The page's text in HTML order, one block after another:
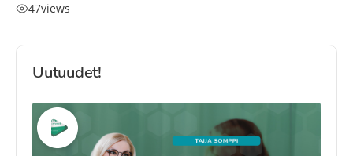
47views
Uutuudet!